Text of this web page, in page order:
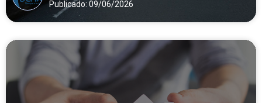
Publicado: 09/06/2026